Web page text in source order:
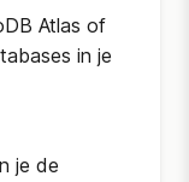
Atlas of
in je
je de